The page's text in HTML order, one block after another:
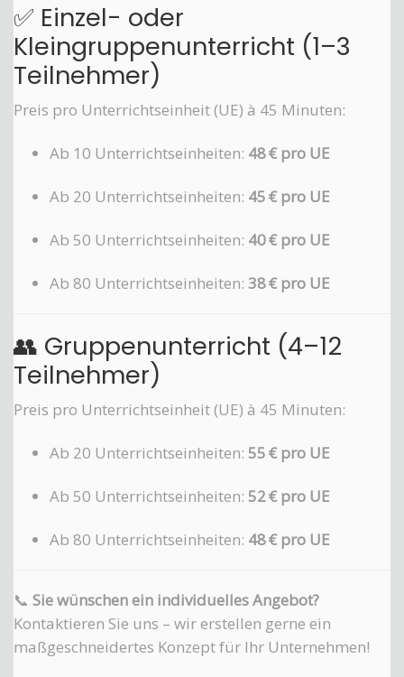
✅ Einzel- oder
Kleingruppenunterricht (1–3
Teilnehmer)
Preis pro Unterrichtseinheit (UE) à 45 Minuten:
Ab 10 Unterrichtseinheiten: 48 € pro UE
Ab 20 Unterrichtseinheiten: 45 € pro UE
Ab 50 Unterrichtseinheiten: 40 € pro UE
Ab 80 Unterrichtseinheiten: 38 € pro UE
👥 Gruppenunterricht (4–12
Teilnehmer)
Preis pro Unterrichtseinheit (UE) à 45 Minuten:
Ab 20 Unterrichtseinheiten: 55 € pro UE
Ab 50 Unterrichtseinheiten: 52 € pro UE
Ab 80 Unterrichtseinheiten: 48 € pro UE
📞 Sie wünschen ein individuelles Angebot?
Kontaktieren Sie uns – wir erstellen gerne ein
maßgeschneidertes Konzept für Ihr Unternehmen!